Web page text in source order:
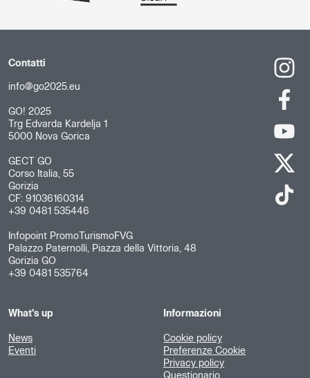
Contatti
info@go2025.eu
GO! 2025
Trg Edvarda Kardelja 1
5000 Nova Gorica
GECT GO
Corso Italia, 55
Gorizia
CF: 91036160314
+39 0481 535446
Infopoint PromoTurismoFVG
Palazzo Paternolli, Piazza della Vittoria, 48
Gorizia GO
+39 0481 535764
What's up
News
Eventi
Informazioni
Cookie policy
Preferenze Cookie
Privacy policy
Questionario